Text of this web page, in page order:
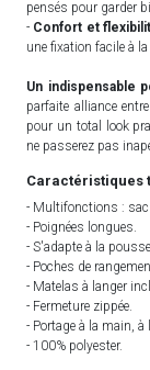
pensés pour garder
- Confort et
une fixation facile à
Un indispensable
parfaite alliance
pour un total look
ne passerez pas
Caractéristiques
- Multifonctions : sac
- Poignées longues.
- S'adapte à la
- Poches de
- Matelas à langer
- Fermeture zippée.
- Portage à la main,
- 100% polyester.